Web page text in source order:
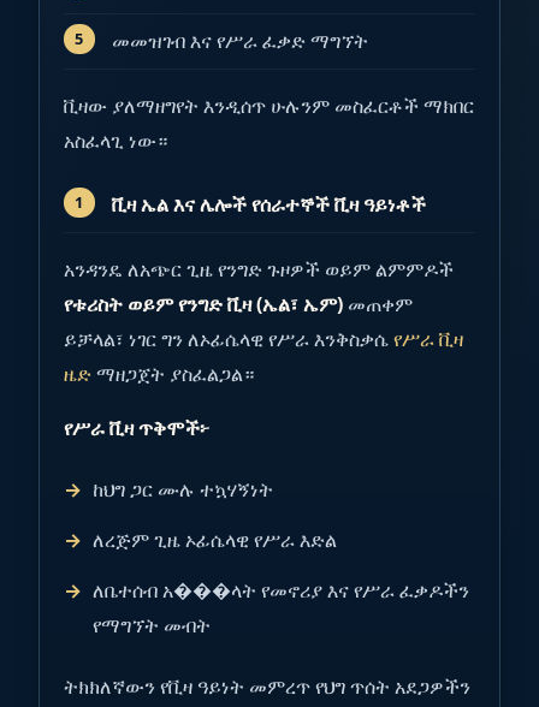
መመዝገብ እና የሥራ ፈቃድ ማግኘት
ቪዛው ያለማዘግየት እንዲሰጥ ሁሉንም መስፈርቶች ማክበር
አስፈላጊ ነው።
ቪዛ ኤል እና ሌሎች የሰራተኞች ቪዛ ዓይነቶች
አንዳንዴ ለአጭር ጊዜ የንግድ ጉዞዎች ወይም ልምምዶች
የቱሪስት ወይም የንግድ ቪዛ (ኤል፣ ኤም) መጠቀም
ይቻላል፣ ነገር ግን ለኦፊሴላዊ የሥራ እንቅስቃሴየሥራ ቪዛ
ዜድማዘጋጀት ያስፈልጋል።
የሥራ ቪዛ ጥቅሞች፦
ከህግ ጋር ሙሉ ተኳሃኝነት
ለረጅም ጊዜ ኦፊሴላዊ የሥራ እድል
ለቤተሰብ አ���ላት የመኖሪያ እና የሥራ ፈቃዶችን
የማግኘት መብት
ትክክለኛውን የቪዛ ዓይነት መምረጥ የህግ ጥሰት አደጋዎችን